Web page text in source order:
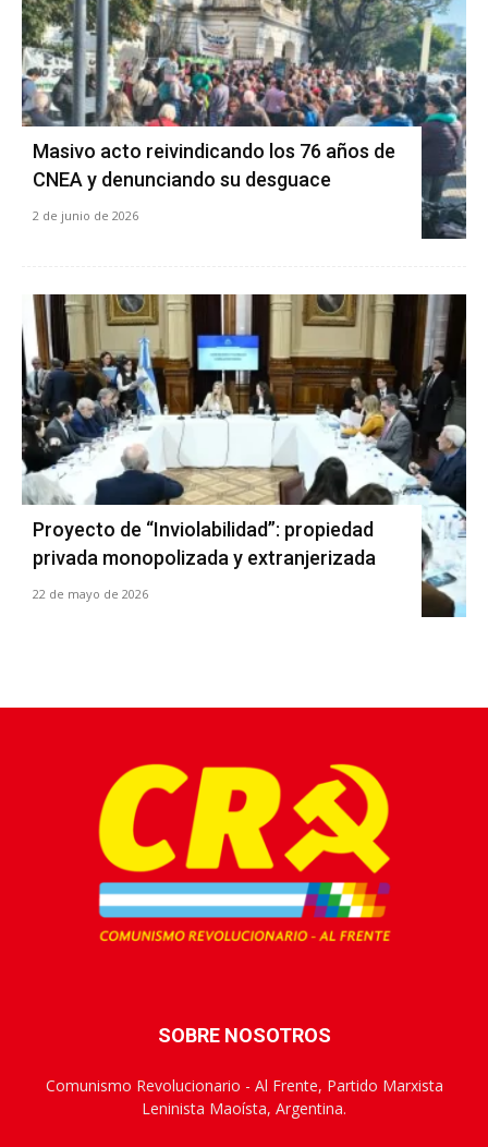
Masivo acto reivindicando los 76 años de
CNEA y denunciando su desguace
2 de junio de 2026
Proyecto de “Inviolabilidad”: propiedad
privada monopolizada y extranjerizada
22 de mayo de 2026
SOBRE NOSOTROS
Comunismo Revolucionario - Al Frente, Partido Marxista
Leninista Maoísta, Argentina.